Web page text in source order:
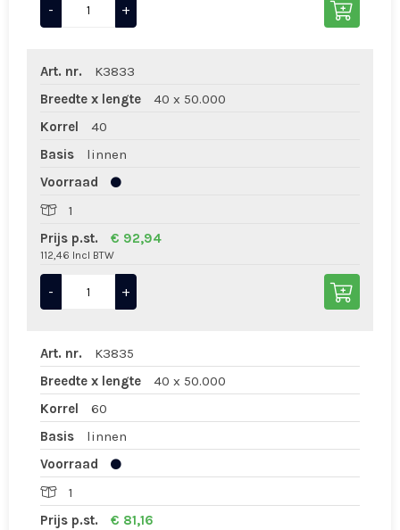
- +
Art. nr.
K3833
Breedte x lengte
40 x 50.000
Korrel
40
Basis
linnen
Voorraad
1
Prijs p.st.
€ 92,94
112,46 Incl BTW
- +
Art. nr.
K3835
Breedte x lengte
40 x 50.000
Korrel
60
Basis
linnen
Voorraad
1
Prijs p.st.
€ 81,16